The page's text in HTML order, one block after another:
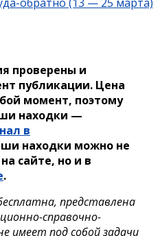
проверены и
публикации. Цена
момент, поэтому
находки —
в
находки можно не
сайте, но и в
.
представлена
справочно-
имеет под собой задачи